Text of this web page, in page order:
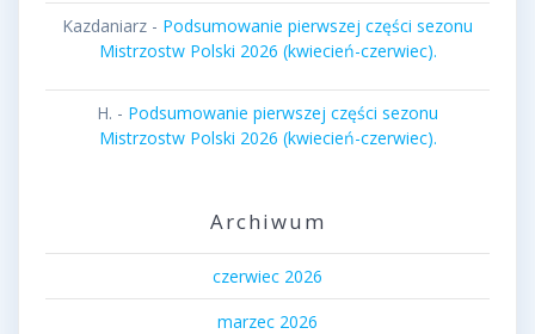
Kazdaniarz - Podsumowanie pierwszej części sezonu
Mistrzostw Polski 2026 (kwiecień-czerwiec).
H. - Podsumowanie pierwszej części sezonu
Mistrzostw Polski 2026 (kwiecień-czerwiec).
Archiwum
czerwiec 2026
marzec 2026